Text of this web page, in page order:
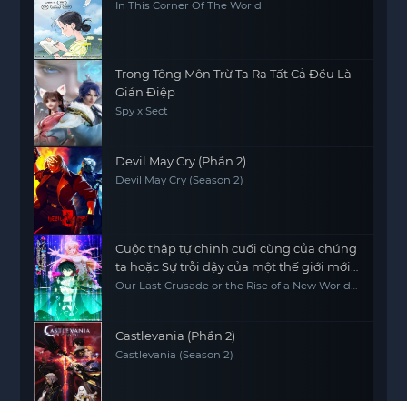
In This Corner Of The World
Trong Tông Môn Trừ Ta Ra Tất Cả Đều Là
Gián Điệp
Spy x Sect
Devil May Cry (Phần 2)
Devil May Cry (Season 2)
Cuộc thập tự chinh cuối cùng của chúng
ta hoặc Sự trỗi dậy của một thế giới mới
Phần 2
Our Last Crusade or the Rise of a New World
Castlevania (Phần 2)
Castlevania (Season 2)